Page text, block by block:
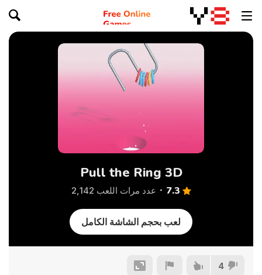
Pull the Ring 3D
7.3 عدد مرات اللعب 2,142
لعب بحجم الشاشة الكامل
4